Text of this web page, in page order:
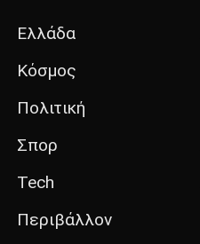
Ελλάδα
Κόσμος
Πολιτική
Σπορ
Tech
Περιβάλλον